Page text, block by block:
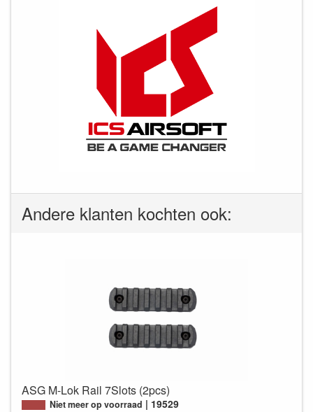
Andere klanten kochten ook:
ASG M-Lok Rail 7Slots (2pcs)
Niet meer op voorraad 19529